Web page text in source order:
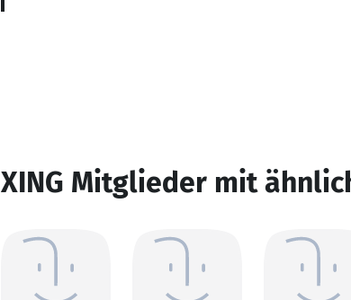
XING Mitglieder mit